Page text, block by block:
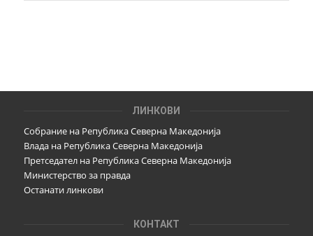
ЛИНКОВИ
Собрание на Република Северна Македонија
Влада на Република Северна Македонија
Претседател на Република Северна Македонија
Министерство за правда
Останати линкови
КОНТАКТ